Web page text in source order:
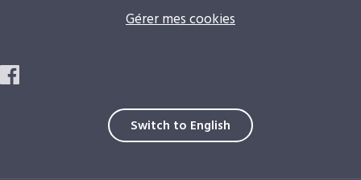
Gérer mes cookies
Switch to English